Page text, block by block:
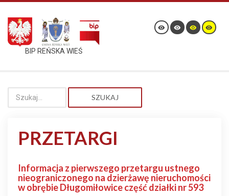
BIP REŃSKA WIEŚ
SZUKAJ
PRZETARGI
Informacja z pierwszego przetargu ustnego
nieograniczonego na dzierżawę nieruchomości
w obrębie Długomiłowice część działki nr 593